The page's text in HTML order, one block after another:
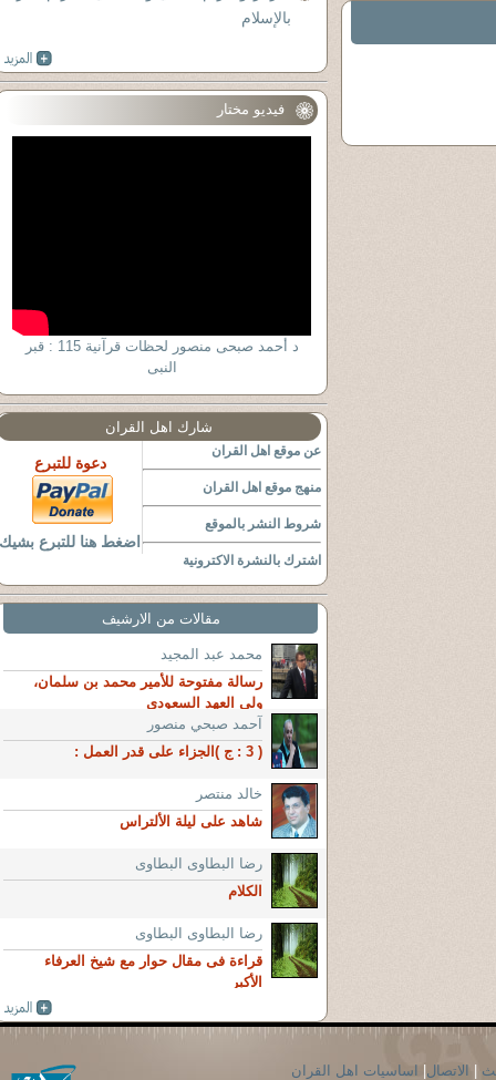
بالإسلام
فيديو مختار
د أحمد صبحى منصور لحظات قرآنية 115 : قبر
النبى
شارك اهل القران
عن موقع اهل القران
منهج موقع اهل القران
شروط النشر بالموقع
اشترك بالنشرة الاكترونية
دعوة للتبرع
اضغط هنا للتبرع بشيك
مقالات من الارشيف
محمد عبد المجيد
رسالة مفتوحة للأمير محمد بن سلمان،
ولي العهد السعودي
آحمد صبحي منصور
( 3 : ج )الجزاء على قدر العمل :
خالد منتصر
شاهد على ليلة الألتراس
رضا البطاوى البطاوى
الكلام
رضا البطاوى البطاوى
قراءة فى مقال حوار مع شيخ العرفاء
الأكبر
الاتصال اساسيات اهل القران